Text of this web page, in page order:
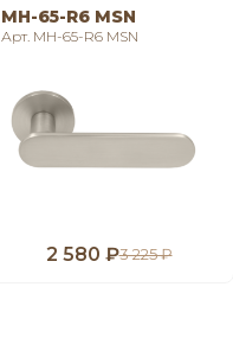
MH-65-R6 MSN
Арт. MH-65-R6 MSN
2 580 ₽3 225 ₽